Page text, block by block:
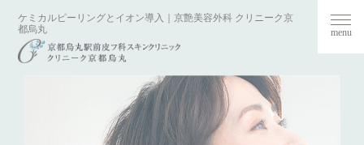
ケミカルピーリングとイオン導入｜京艶美容外科 クリニーク京
都烏丸